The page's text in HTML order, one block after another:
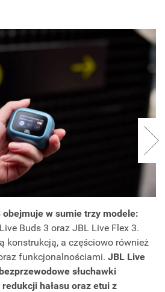
obejmuje w sumie trzy modele:
Buds 3 oraz JBL Live Flex 3.
konstrukcją, a częściowo również
funkcjonalnościami. JBL Live
słuchawki
hałasu oraz etui z